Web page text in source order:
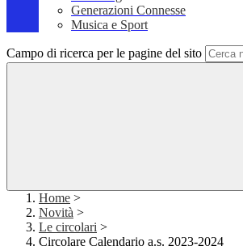
Generazioni Connesse
Musica e Sport
Campo di ricerca per le pagine del sito
Home >
Novità >
Le circolari >
Circolare Calendario a.s. 2023-2024